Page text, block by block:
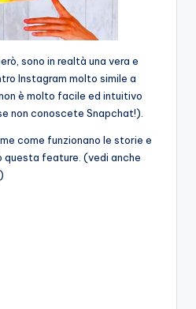
sono in realtà una vera e
Instagram molto simile a
è molto facile ed intuitivo
non conoscete Snapchat!).
come funzionano le storie e
feature. (vedi anche
)